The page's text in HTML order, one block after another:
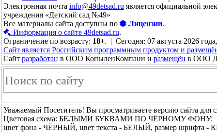
Электронная почта info@49detsad.ru является официальной
учреждения «Детский сад №49»
Все материалы сайта доступны по
Лицензии.
Информация о сайте 49detsad.ru.
Ограничение по возрасту: 18+. | Сегодня: 07 августа 2026
Сайт является Российским программным продуктом и
Сайт разработан в ООО КопыленКомпани и размещён в ООО
Уважаемый Посетитель! Вы просматриваете версию сайта для
Цветовая схема: БЕЛЫМИ БУКВАМИ ПО ЧЁРНОМУ ФОНУ:
цвет фона - ЧЁРНЫЙ, цвет текста - БЕЛЫЙ, размер шрифта